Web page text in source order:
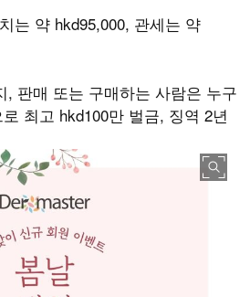
는 약 hkd95,000, 관세는 약
, 판매 또는 구매하는 사람은 누구
최고 hkd100만 벌금, 징역 2년